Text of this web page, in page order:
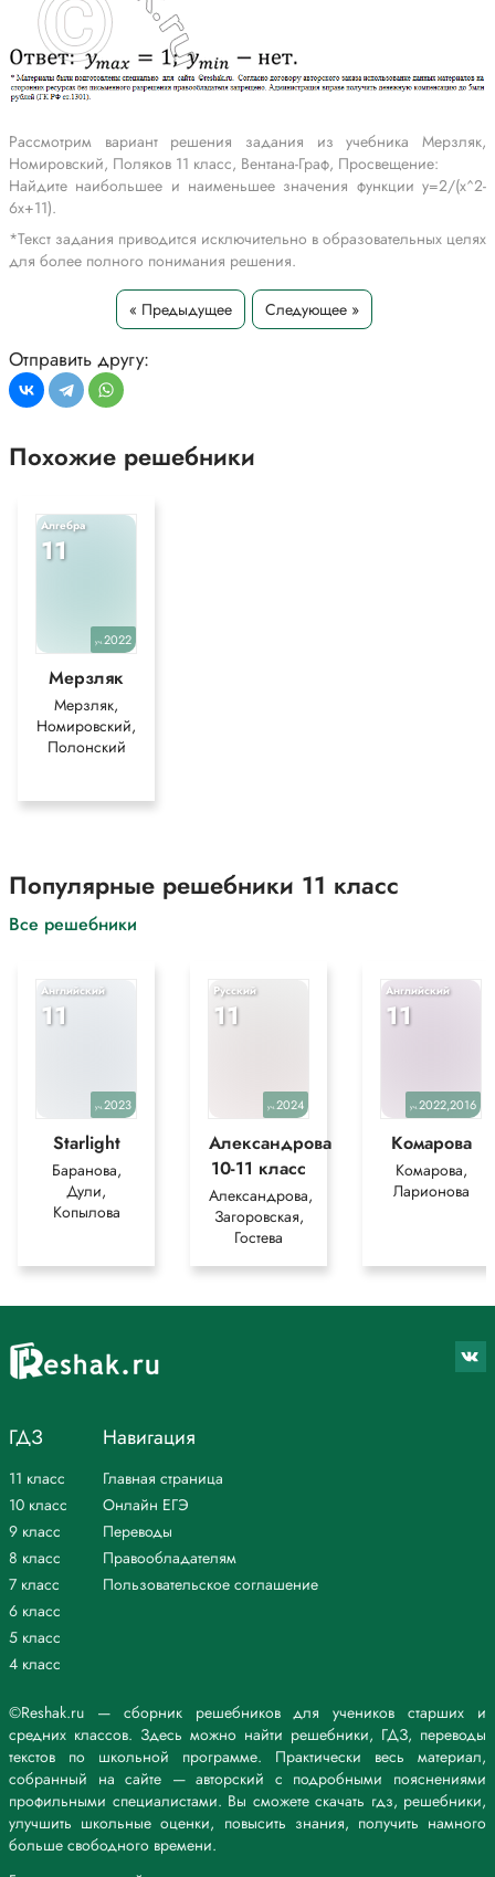
Рассмотрим вариант решения задания из учебника Мерзляк,
Номировский, Поляков 11 класс, Вентана-Граф, Просвещение:
Найдите наибольшее и наименьшее значения функции y=2/(x^2-
6x+11).
*Текст задания приводится исключительно в образовательных целях
для более полного понимания решения.
« Предыдущее Следующее »
Отправить другу:
Похожие решебники
Алгебра
11
уч.2022
Мерзляк
Мерзляк,
Номировский,
Полонский
Популярные решебники 11 класс
Все решебники
Английский
11
уч.2023
Starlight
Баранова,
Дули,
Копылова
Русский
11
уч.2024
Александрова
10-11 класс
Александрова,
Загоровская,
Гостева
Английский
11
уч.2022,2016
Комарова
Комарова,
Ларионова
©Reshak.ru — сборник решебников для учеников старших и
средних классов. Здесь можно найти решебники, ГДЗ, переводы
текстов по школьной программе. Практически весь материал,
собранный на сайте — авторский с подробными пояснениями
профильными специалистами. Вы сможете скачать гдз, решебники,
улучшить школьные оценки, повысить знания, получить намного
больше свободного времени.
ГДЗ
11 класс
10 класс
9 класс
8 класс
7 класс
6 класс
5 класс
4 класс
Навигация
Главная страница
Онлайн ЕГЭ
Переводы
Правообладателям
Пользовательское соглашение